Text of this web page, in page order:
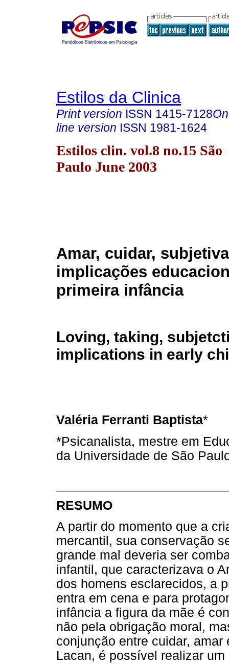
Estilos da Clinica
Print version ISSN 1415-7128
line version ISSN 1981-1624
Estilos clin. vol.8 no.15 São
Paulo June 2003
Amar, cuidar,
implicações
primeira infância
Loving, taking,
implications in early
Valéria Ferranti Baptista*
*Psicanalista, mestre em
da Universidade de São
RESUMO
A partir do momento que a
mercantil, sua conservação
grande mal deveria ser
infantil, que caracterizava o
dos homens esclarecidos, a
entra em cena e para
infância a figura da mãe é
não pela obrigação moral,
conjunção entre cuidar,
Lacan, é possível realizar